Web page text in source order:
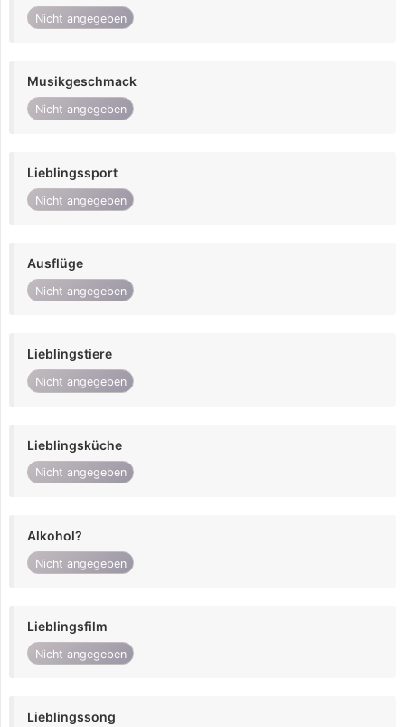
Nicht angegeben
Musikgeschmack
Nicht angegeben
Lieblingssport
Nicht angegeben
Ausflüge
Nicht angegeben
Lieblingstiere
Nicht angegeben
Lieblingsküche
Nicht angegeben
Alkohol?
Nicht angegeben
Lieblingsfilm
Nicht angegeben
Lieblingssong